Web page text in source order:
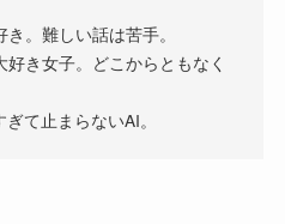
。難しい話は苦手。
き女子。どこからともなく
て止まらないAI。